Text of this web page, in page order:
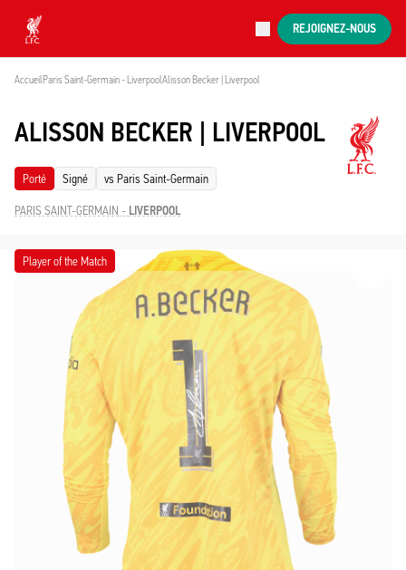
Now live
Liverpool
REJOIGNEZ-NOUS
AccueilParis Saint-Germain - LiverpoolAlisson Becker | Liverpool
ALISSON BECKER | LIVERPOOL
Porté Signé vs Paris Saint-Germain
PARIS SAINT-GERMAIN - LIVERPOOL
Player of the Match